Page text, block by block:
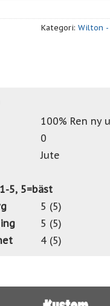
Kategori: Wilton
100% Ren ny
0
Jute
5, 5=bäst
5 (5)
5 (5)
4 (5)